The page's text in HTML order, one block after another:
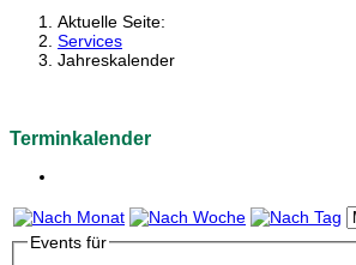
Aktuelle Seite:
Services
Jahreskalender
Terminkalender
Events für